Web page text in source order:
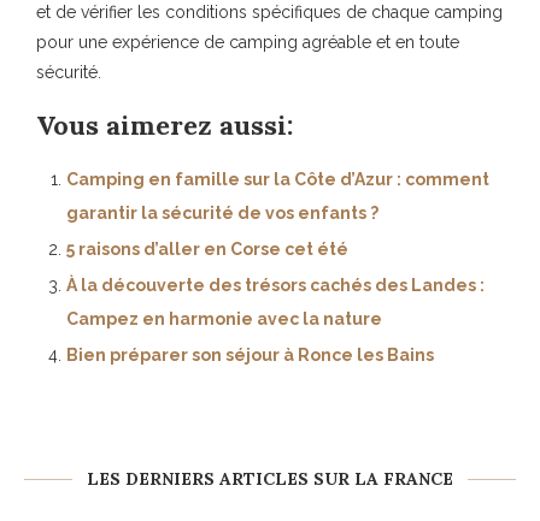
et de vérifier les conditions spécifiques de chaque camping
pour une expérience de camping agréable et en toute
sécurité.
Vous aimerez aussi:
Camping en famille sur la Côte d’Azur : comment
garantir la sécurité de vos enfants ?
5 raisons d’aller en Corse cet été
À la découverte des trésors cachés des Landes :
Campez en harmonie avec la nature
Bien préparer son séjour à Ronce les Bains
LES DERNIERS ARTICLES SUR LA FRANCE